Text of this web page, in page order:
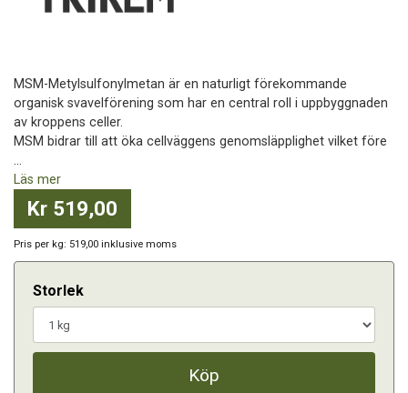
MSM-Metylsulfonylmetan är en naturligt förekommande
organisk svavelförening som har en central roll i uppbyggnaden
av kroppens celler.
MSM bidrar till att öka cellväggens genomsläpplighet vilket före
...
Läs mer
Kr 519,00
Pris per kg: 519,00 inklusive moms
Storlek
Köp